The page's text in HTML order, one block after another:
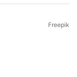
Freepik